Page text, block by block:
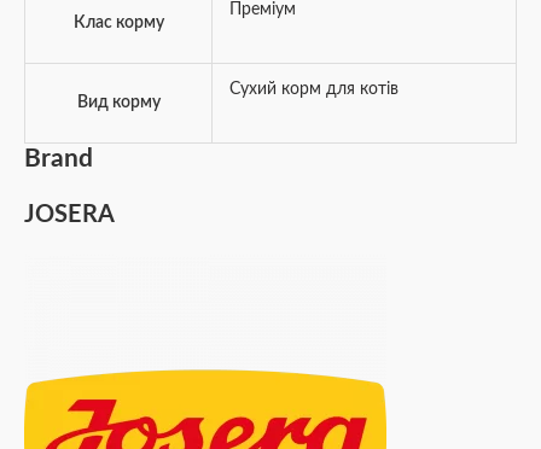
Клас корму
Преміум
Вид корму
Сухий корм для котів
Brand
JOSERA